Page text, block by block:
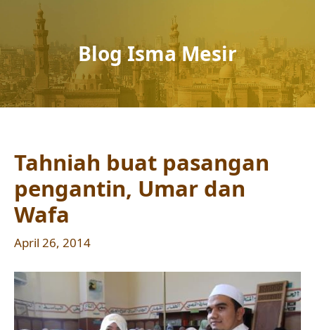
Blog Isma Mesir
Tahniah buat pasangan
pengantin, Umar dan
Wafa
April 26, 2014